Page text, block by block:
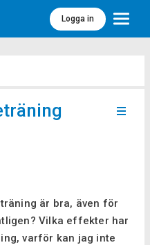
Logga in Meny
är bra, även för
Vilka effekter har
varför kan jag inte